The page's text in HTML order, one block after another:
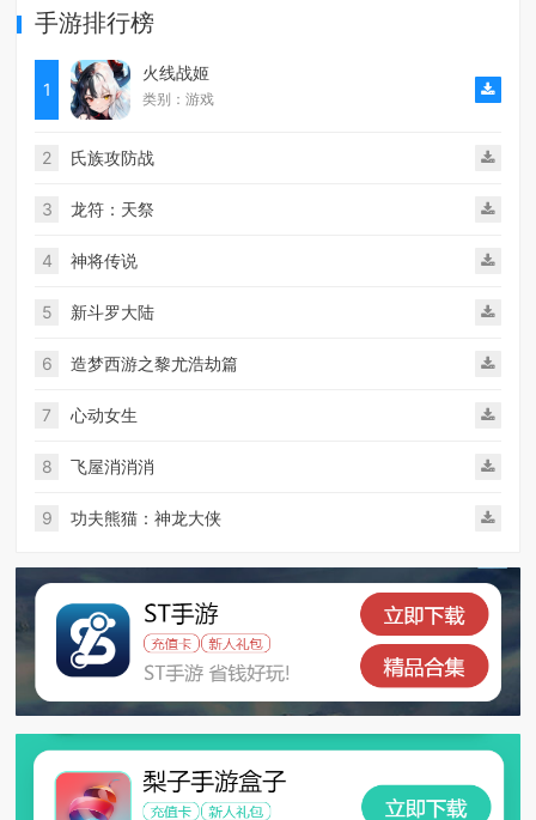
手游排行榜
1
火线战姬
类别：游戏
2 氏族攻防战
3 龙符：天祭
4 神将传说
5 新斗罗大陆
6 造梦西游之黎尤浩劫篇
7 心动女生
8 飞屋消消消
9 功夫熊猫：神龙大侠